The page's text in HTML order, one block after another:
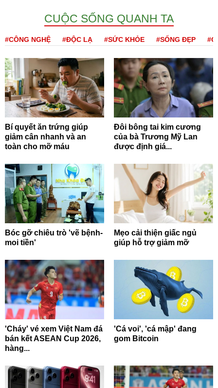
CUỘC SỐNG QUANH TA
#CÔNG NGHỆ #ĐỘC LẠ #SỨC KHỎE #SỐNG ĐẸP
Bí quyết ăn trứng giúp
giảm cân nhanh và an
toàn cho mỡ máu
Đôi bông tai kim cương
của bà Trương Mỹ Lan
được định giá...
Bóc gỡ chiêu trò 'vẽ bệnh-
moi tiền'
Mẹo cải thiện giấc ngủ
giúp hỗ trợ giảm mỡ
'Cháy' vé xem Việt Nam đá
bán kết ASEAN Cup 2026,
hàng...
'Cá voi', 'cá mập' đang
gom Bitcoin